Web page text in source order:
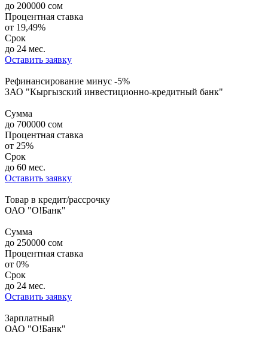
до 200000 сом
Процентная ставка
от 19,49%
Срок
до 24 мес.
Оставить заявку
Рефинансирование минус -5%
ЗАО "Кыргызский инвестиционно-кредитный банк"
Сумма
до 700000 сом
Процентная ставка
от 25%
Срок
до 60 мес.
Оставить заявку
Товар в кредит/рассрочку
ОАО "О!Банк"
Сумма
до 250000 сом
Процентная ставка
от 0%
Срок
до 24 мес.
Оставить заявку
Зарплатный
ОАО "О!Банк"